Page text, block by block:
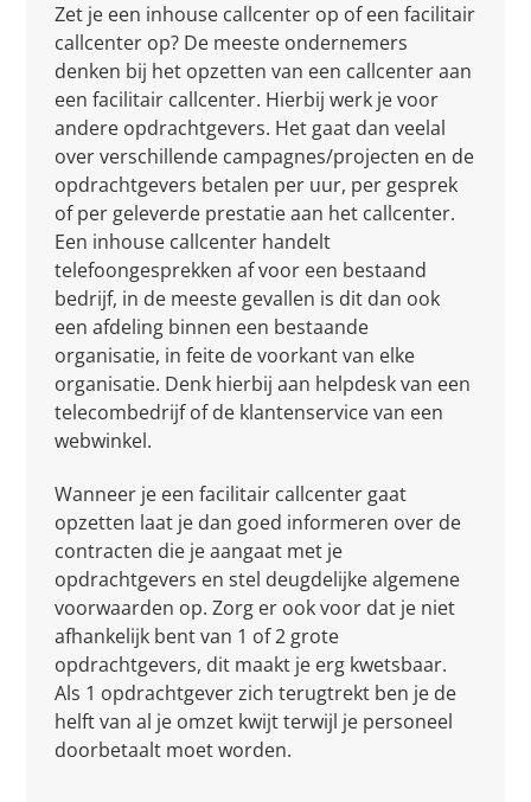
Zet je een inhouse callcenter op of een facilitair
callcenter op? De meeste ondernemers
denken bij het opzetten van een callcenter aan
een facilitair callcenter. Hierbij werk je voor
andere opdrachtgevers. Het gaat dan veelal
over verschillende campagnes/projecten en de
opdrachtgevers betalen per uur, per gesprek
of per geleverde prestatie aan het callcenter.
Een inhouse callcenter handelt
telefoongesprekken af voor een bestaand
bedrijf, in de meeste gevallen is dit dan ook
een afdeling binnen een bestaande
organisatie, in feite de voorkant van elke
organisatie. Denk hierbij aan helpdesk van een
telecombedrijf of de klantenservice van een
webwinkel.
Wanneer je een facilitair callcenter gaat
opzetten laat je dan goed informeren over de
contracten die je aangaat met je
opdrachtgevers en stel deugdelijke algemene
voorwaarden op. Zorg er ook voor dat je niet
afhankelijk bent van 1 of 2 grote
opdrachtgevers, dit maakt je erg kwetsbaar.
Als 1 opdrachtgever zich terugtrekt ben je de
helft van al je omzet kwijt terwijl je personeel
doorbetaalt moet worden.